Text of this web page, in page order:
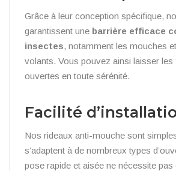
Grâce à leur conception spécifique,
garantissent une barrière efficace
insectes, notamment les mouches
volants. Vous pouvez ainsi laisser les
ouvertes en toute sérénité.
Facilité
Nos rideaux anti-mouche sont
s’adaptent à de nombreux types
pose rapide et aisée ne nécessite pas